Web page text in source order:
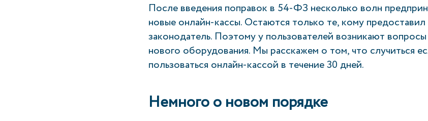
После введения поправок в 54-ФЗ несколько волн
новые онлайн-кассы. Остаются только те, кому
законодатель. Поэтому у пользователей возникают
нового оборудования. Мы расскажем о том, что случиться
пользоваться онлайн-кассой в течение 30 дней.
Немного о новом порядке